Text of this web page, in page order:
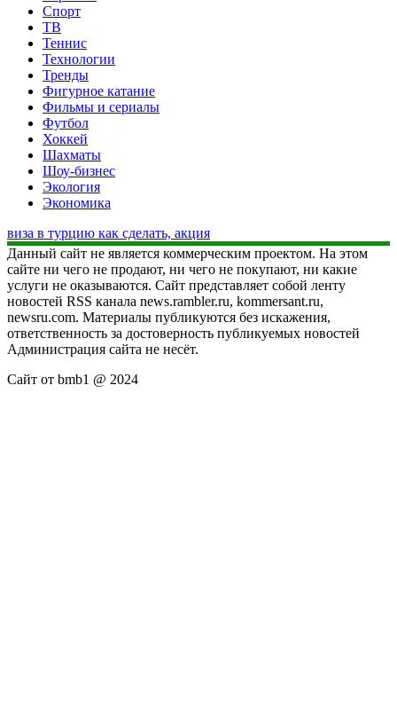
Спорт
ТВ
Теннис
Технологии
Тренды
Фигурное катание
Фильмы и сериалы
Футбол
Хоккей
Шахматы
Шоу-бизнес
Экология
Экономика
виза в турцию как сделать, акция
Данный сайт не является коммерческим проектом. На этом
сайте ни чего не продают, ни чего не покупают, ни какие
услуги не оказываются. Сайт представляет собой ленту
новостей RSS канала news.rambler.ru, kommersant.ru,
newsru.com. Материалы публикуются без искажения,
ответственность за достоверность публикуемых новостей
Администрация сайта не несёт.
Сайт от bmb1 @ 2024